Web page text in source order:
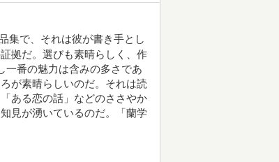
集で、それは彼が書き手とし
拠だ。選びも素晴らしく、作
一番の魅力は含みの多さであ
が素晴らしいのだ。それは読
ある恋の話」などのささやか
見が湧いているのだ。「蘭学